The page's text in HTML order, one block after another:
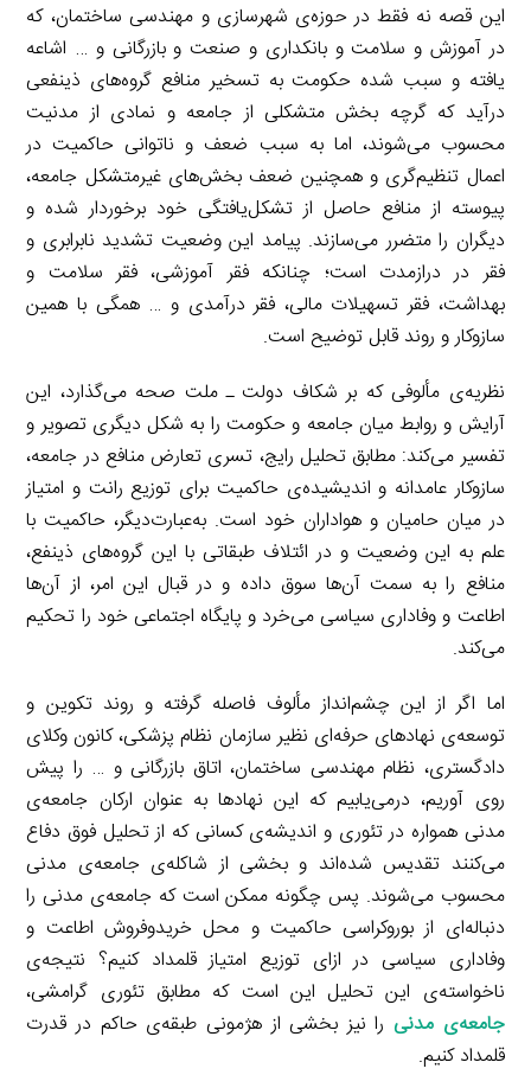
این قصه نه فقط در حوزه‌ی شهرسازی و مهندسی ساختمان، که
در آموزش و سلامت و بانکداری و صنعت و بازرگانی و … اشاعه
یافته و سبب شده حکومت به تسخیر منافع گروه‌های ذینفعی
درآید که گرچه بخش متشکلی از جامعه و نمادی از مدنیت
محسوب می‌شوند، اما به سبب ضعف و ناتوانی حاکمیت در
اعمال تنظیم‌گری و همچنین ضعف بخش‌های غیرمتشکل جامعه،
پیوسته از منافع حاصل از تشکل‌یافتگی خود برخوردار شده و
دیگران را متضرر می‌سازند. پیامد این وضعیت تشدید نابرابری و
فقر در درازمدت است؛ چنانکه فقر آموزشی، فقر سلامت و
بهداشت، فقر تسهیلات مالی، فقر درآمدی و … همگی با همین
سازوکار و روند قابل توضیح است.
نظریه‌ی مألوفی که بر شکاف دولت ـ ملت صحه می‌گذارد، این
آرایش و روابط میان جامعه و حکومت را به شکل دیگری تصویر و
تفسیر می‌کند: مطابق تحلیل رایج، تسری تعارض منافع در جامعه،
سازوکار عامدانه و اندیشیده‌ی حاکمیت برای توزیع رانت و امتیاز
در میان حامیان و هواداران خود است. به‌عبارت‌دیگر، حاکمیت با
علم به این وضعیت و در ائتلاف طبقاتی با این گروه‌های ذینفع،
منافع را به سمت آن‌ها سوق داده و در قبال این امر، از آن‌ها
اطاعت و وفاداری سیاسی می‌خرد و پایگاه اجتماعی خود را تحکیم
می‌کند.
اما اگر از این چشم‌انداز مألوف فاصله گرفته و روند تکوین و
توسعه‌ی نهادهای حرفه‌ای نظیر سازمان نظام پزشکی، کانون وکلای
دادگستری، نظام مهندسی ساختمان، اتاق بازرگانی و … را پیش
روی آوریم، درمی‌یابیم که این نهادها به عنوان ارکان جامعه‌ی
مدنی همواره در تئوری و اندیشه‌ی کسانی که از تحلیل فوق دفاع
می‌کنند تقدیس شده‌اند و بخشی از شاکله‌ی جامعه‌ی مدنی
محسوب می‌شوند. پس چگونه ممکن است که جامعه‌ی مدنی را
دنباله‌ای از بوروکراسی حاکمیت و محل خریدوفروش اطاعت و
وفاداری سیاسی در ازای توزیع امتیاز قلمداد کنیم؟ نتیجه‌ی
ناخواسته‌ی این تحلیل این است که مطابق تئوری گرامشی،
جامعه‌ی مدنی را نیز بخشی از هژمونی طبقه‌ی حاکم در قدرت
قلمداد کنیم.